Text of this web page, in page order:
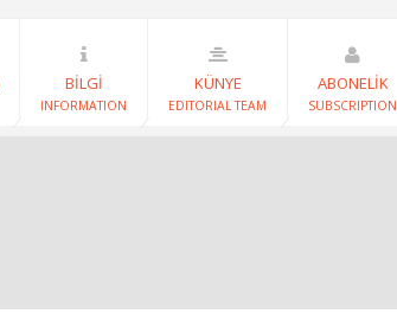
BİLGİ
INFORMATION
KÜNYE
EDITORIAL TEAM
ABONELİK
SUBSCRIPTION